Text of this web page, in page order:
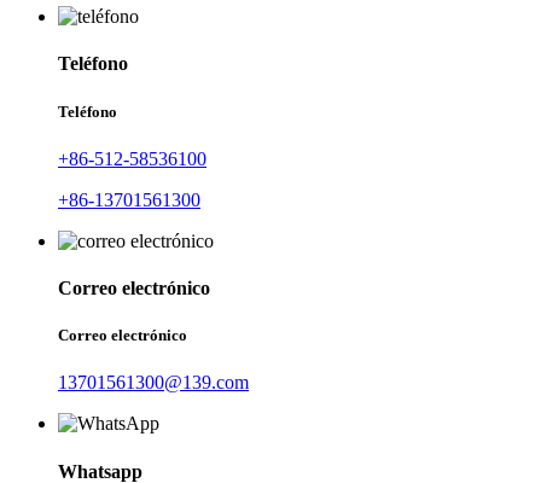
Teléfono
Teléfono
+86-512-58536100
+86-13701561300
Correo electrónico
Correo electrónico
13701561300@139.com
Whatsapp